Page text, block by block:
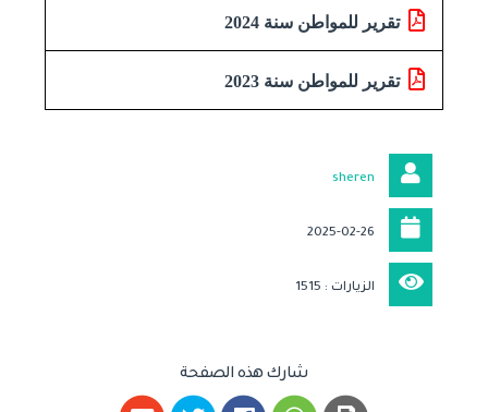
تقرير للمواطن سنة 2024
تقرير للمواطن سنة 2023
sheren
الزيارات : 1515
شارك هذه الصفحة